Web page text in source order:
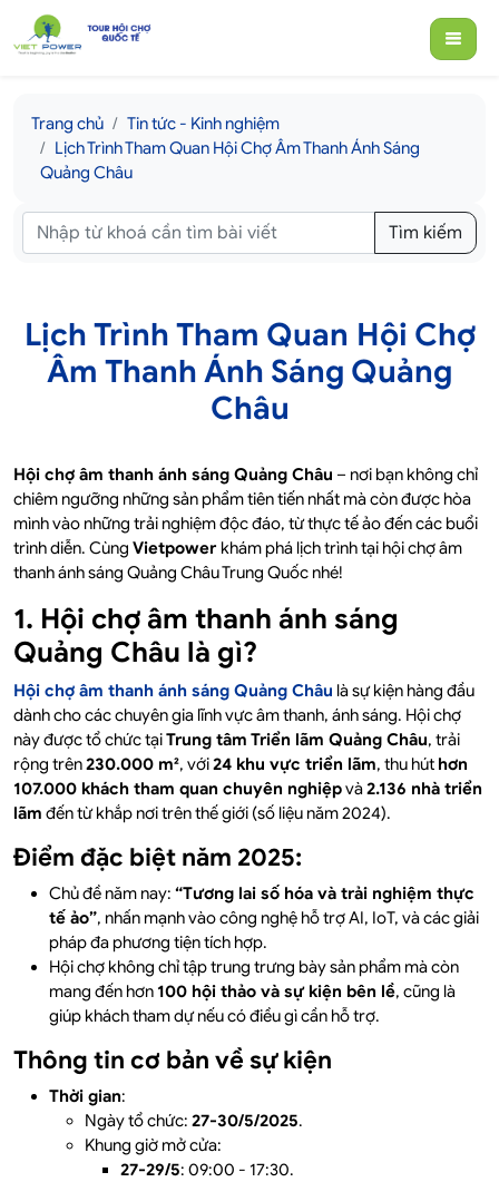
Trang chủ
Tin tức - Kinh nghiệm
Lịch Trình Tham Quan Hội Chợ Âm Thanh Ánh Sáng
Quảng Châu
Tìm kiếm
Lịch Trình Tham Quan Hội Chợ
Âm Thanh Ánh Sáng Quảng
Châu
Hội chợ âm thanh ánh sáng Quảng Châu – nơi bạn không chỉ
chiêm ngưỡng những sản phẩm tiên tiến nhất mà còn được hòa
mình vào những trải nghiệm độc đáo, từ thực tế ảo đến các buổi
trình diễn. Cùng Vietpower khám phá lịch trình tại hội chợ âm
thanh ánh sáng Quảng Châu Trung Quốc nhé!
1. Hội chợ âm thanh ánh sáng
Quảng Châu là gì?
Hội chợ âm thanh ánh sáng Quảng Châu là sự kiện hàng đầu
dành cho các chuyên gia lĩnh vực âm thanh, ánh sáng. Hội chợ
này được tổ chức tạiTrung tâm Triển lãm Quảng Châu, trải
rộng trên230.000 m², với24 khu vực triển lãm, thu hút hơn
107.000 khách tham quan chuyên nghiệpvà2.136 nhà triển
lãm đến từ khắp nơi trên thế giới (số liệu năm 2024).
Điểm đặc biệt năm 2025:
Chủ đề năm nay: “Tương lai số hóa và trải nghiệm thực
tế ảo”, nhấn mạnh vào công nghệ hỗ trợ AI, IoT, và các giải
pháp đa phương tiện tích hợp.
Hội chợ không chỉ tập trung trưng bày sản phẩm mà còn
mang đến hơn 100 hội thảo và sự kiện bên lề, cũng là
giúp khách tham dự nếu có điều gì cần hỗ trợ.
Thông tin cơ bản về sự kiện
Thời gian:
Ngày tổ chức: 27-30/5/2025.
Khung giờ mở cửa:
27-29/5: 09:00 - 17:30.